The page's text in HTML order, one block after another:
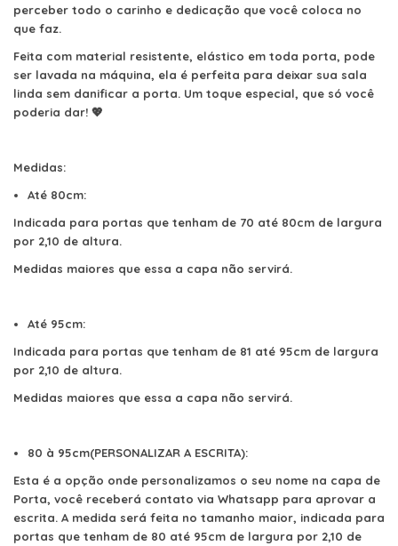
perceber todo o carinho e dedicação que você coloca no
que faz.
Feita com material resistente, elástico em toda porta, pode
ser lavada na máquina, ela é perfeita para deixar sua sala
linda sem danificar a porta. Um toque especial, que só você
poderia dar! 💖
Medidas:
Até 80cm:
Indicada para portas que tenham de 70 até 80cm de largura
por 2,10 de altura.
Medidas maiores que essa a capa não servirá.
Até 95cm:
Indicada para portas que tenham de 81 até 95cm de largura
por 2,10 de altura.
Medidas maiores que essa a capa não servirá.
80 à 95cm(PERSONALIZAR A ESCRITA):
Esta é a opção onde personalizamos o seu nome na capa de
Porta, você receberá contato via Whatsapp para aprovar a
escrita. A medida será feita no tamanho maior, indicada para
portas que tenham de 80 até 95cm de largura por 2,10 de